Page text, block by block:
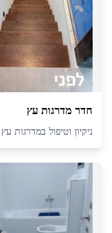
חדר מדרגות עץ
ניקיון וטיפול